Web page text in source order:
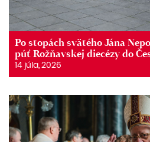
Po stopách svätého Jána
púť Rožňavskej diecézy do
14 júla, 2026